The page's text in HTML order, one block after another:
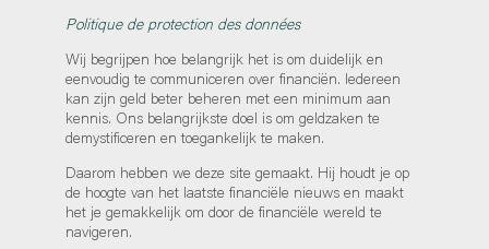
Politique de protection des données
Wij begrijpen hoe belangrijk het is om duidelijk en
eenvoudig te communiceren over financiën. Iedereen
kan zijn geld beter beheren met een minimum aan
kennis. Ons belangrijkste doel is om geldzaken te
demystificeren en toegankelijk te maken.
Daarom hebben we deze site gemaakt. Hij houdt je op
de hoogte van het laatste financiële nieuws en maakt
het je gemakkelijk om door de financiële wereld te
navigeren.